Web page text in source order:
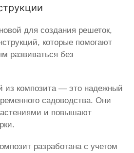
для создания решеток,
которые помогают
развиваться без
из композита — это надежный
садоводства. Они
и повышают
разработана с учетом